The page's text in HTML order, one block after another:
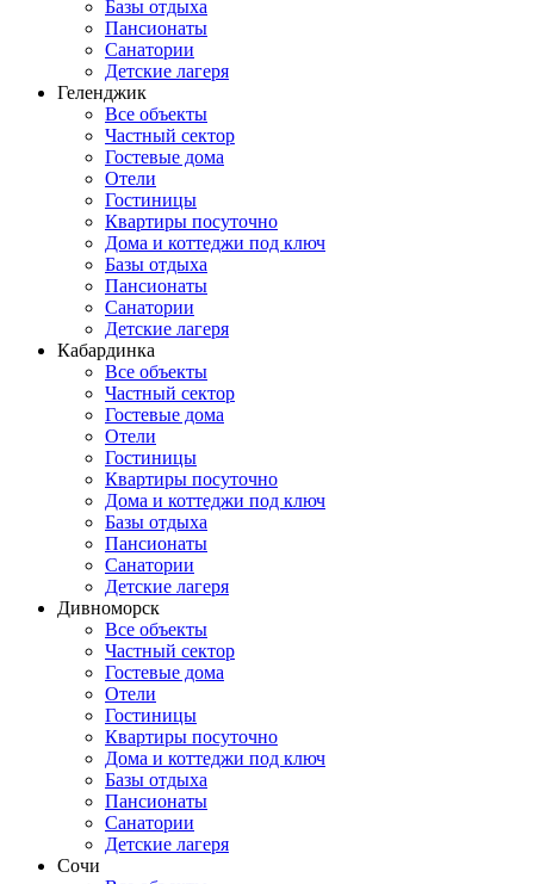
Базы отдыха
Пансионаты
Санатории
Детские лагеря
Геленджик
Все объекты
Частный сектор
Гостевые дома
Отели
Гостиницы
Квартиры посуточно
Дома и коттеджи под ключ
Базы отдыха
Пансионаты
Санатории
Детские лагеря
Кабардинка
Все объекты
Частный сектор
Гостевые дома
Отели
Гостиницы
Квартиры посуточно
Дома и коттеджи под ключ
Базы отдыха
Пансионаты
Санатории
Детские лагеря
Дивноморск
Все объекты
Частный сектор
Гостевые дома
Отели
Гостиницы
Квартиры посуточно
Дома и коттеджи под ключ
Базы отдыха
Пансионаты
Санатории
Детские лагеря
Сочи